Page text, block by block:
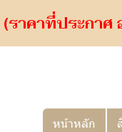
(ราคาที่ประกาศ
หน้าหลัก